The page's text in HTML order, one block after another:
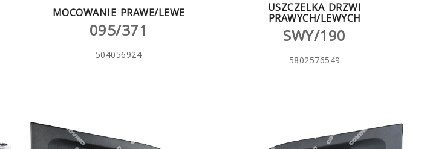
MOCOWANIE PRAWE/LEWE
095/371
504056924
USZCZELKA DRZWI
PRAWYCH/LEWYCH
SWY/190
5802576549